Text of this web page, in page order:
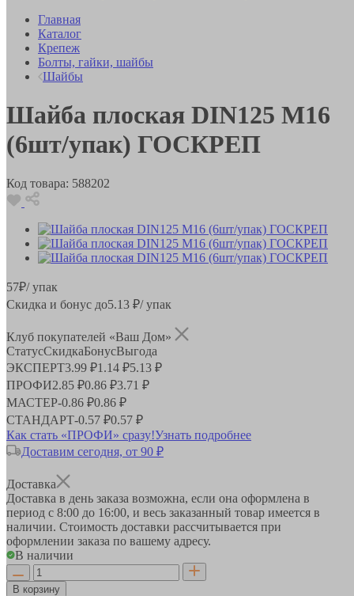
Главная
Каталог
Крепеж
Болты, гайки, шайбы
Шайбы
Шайба плоская DIN125 М16
(6шт/упак) ГОСКРЕП
Код товара: 588202
57₽/ упак
Скидка и бонус до5.13 ₽/ упак
Клуб покупателей «Ваш Дом»
СтатусСкидкаБонусВыгода
ЭКСПЕРТ3.99 ₽1.14 ₽5.13 ₽
ПРОФИ2.85 ₽0.86 ₽3.71 ₽
МАСТЕР-0.86 ₽0.86 ₽
СТАНДАРТ-0.57 ₽0.57 ₽
Как стать «ПРОФИ» сразу!Узнать подробнее
Доставим сегодня, от 90 ₽
Доставка
Доставка в день заказа возможна, если она оформлена в
период с 8:00 до 16:00, и весь заказанный товар имеется в
наличии. Стоимость доставки рассчитывается при
оформлении заказа по вашему адресу.
В наличии
В корзину